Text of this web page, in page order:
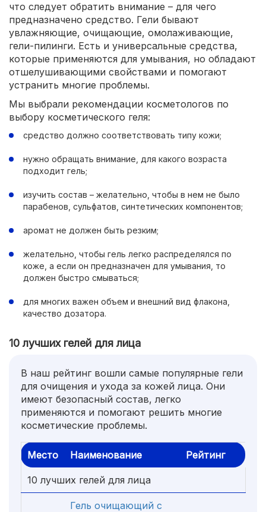
что следует обратить внимание – для чего
предназначено средство. Гели бывают
увлажняющие, очищающие, омолаживающие,
гели-пилинги. Есть и универсальные средства,
которые применяются для умывания, но обладают
отшелушивающими свойствами и помогают
устранить многие проблемы.
Мы выбрали рекомендации косметологов по
выбору косметического геля:
средство должно соответствовать типу кожи;
нужно обращать внимание, для какого возраста
подходит гель;
изучить состав – желательно, чтобы в нем не было
парабенов, сульфатов, синтетических компонентов;
аромат не должен быть резким;
желательно, чтобы гель легко распределялся по
коже, а если он предназначен для умывания, то
должен быстро смываться;
для многих важен объем и внешний вид флакона,
качество дозатора.
10 лучших гелей для лица
В наш рейтинг вошли самые популярные гели
для очищения и ухода за кожей лица. Они
имеют безопасный состав, легко
применяются и помогают решить многие
косметические проблемы.
Место Наименование Рейтинг
10 лучших гелей для лица
Гель очищающий с